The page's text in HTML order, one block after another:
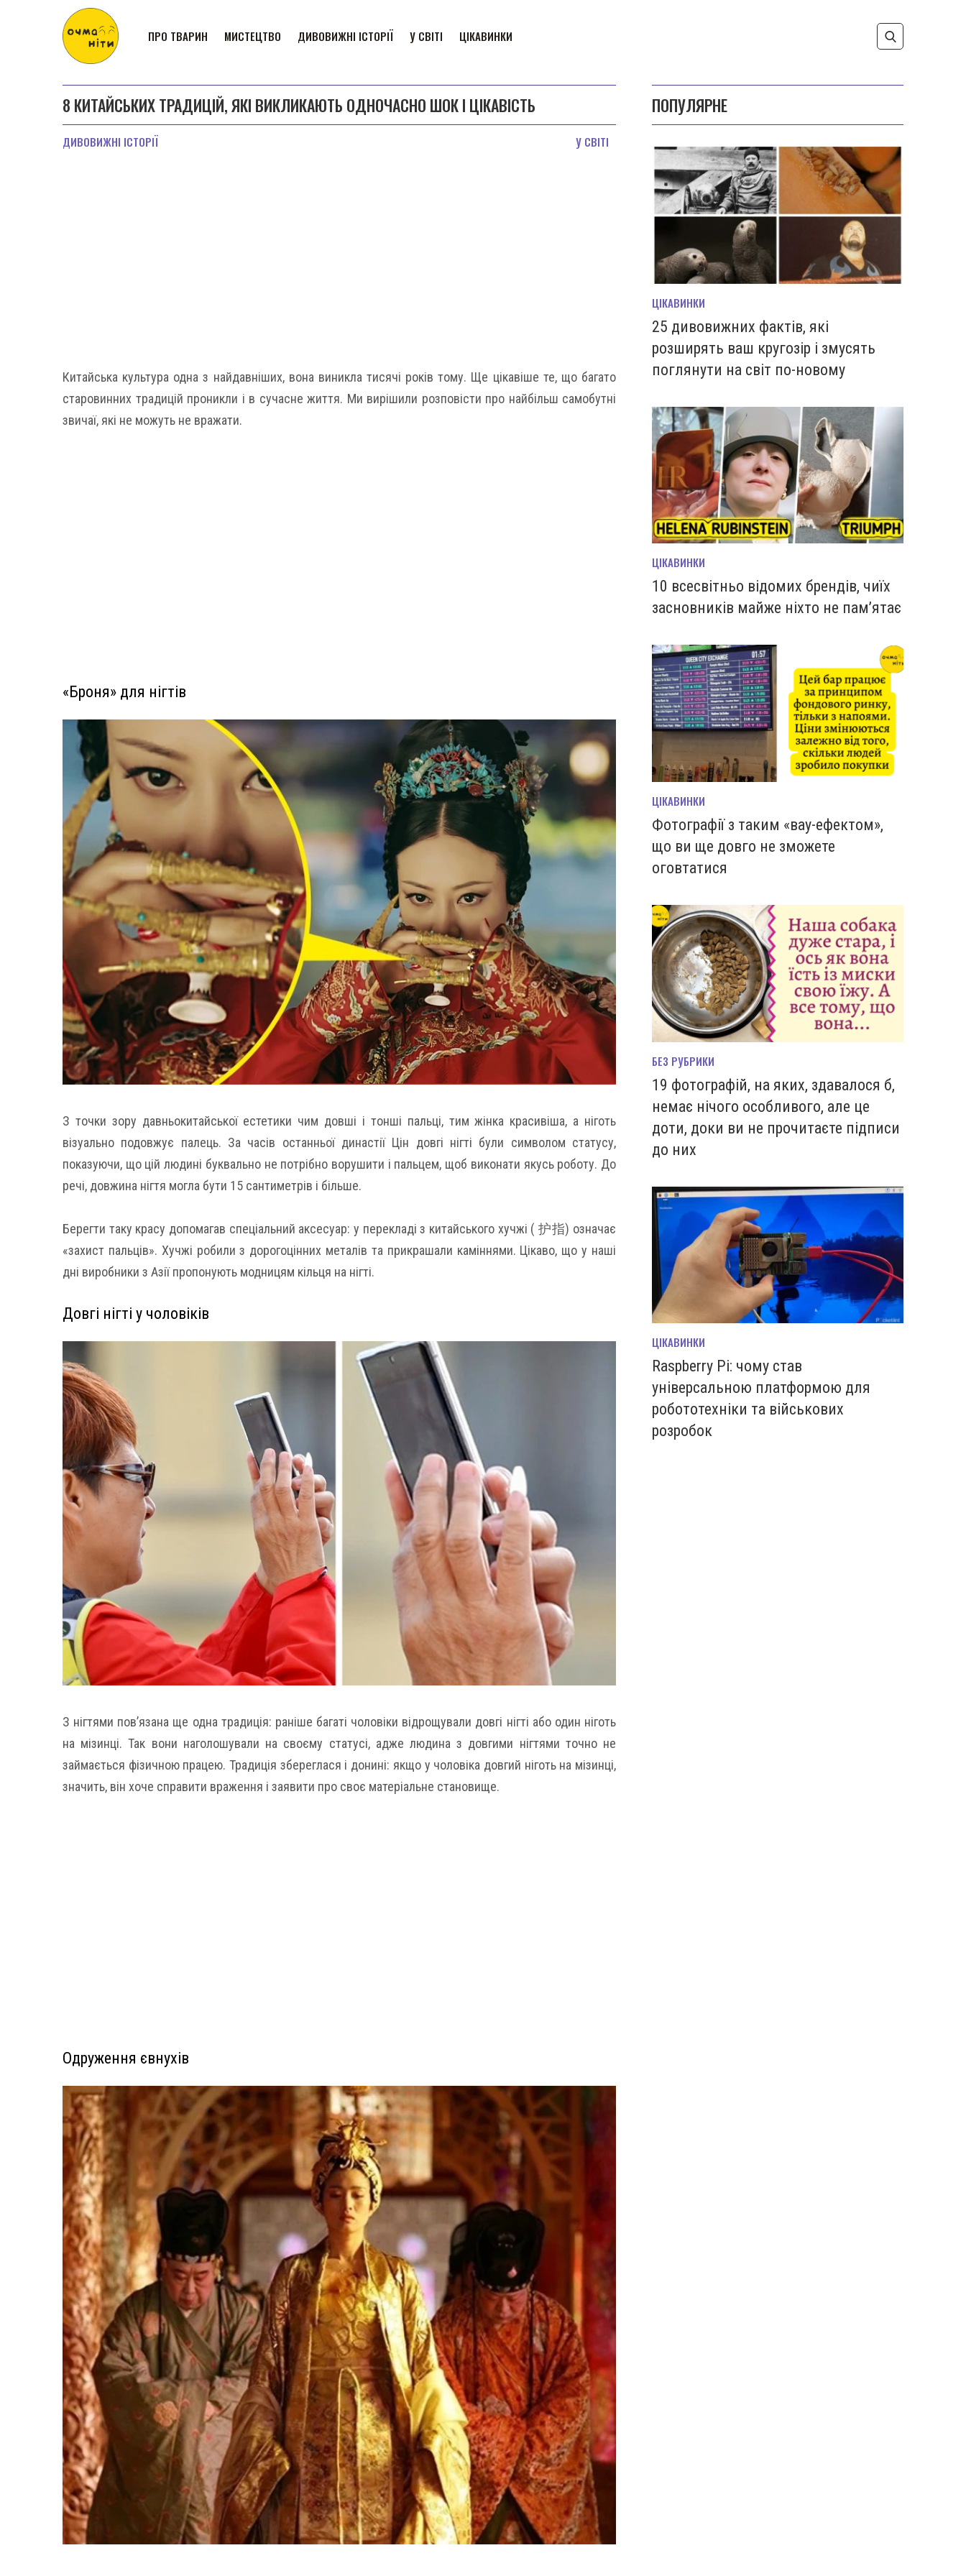
ПРО ТВАРИН МИСТЕЦТВО ДИВОВИЖНІ ІСТОРІЇ У СВІТІ ЦІКАВИНКИ
8 КИТАЙСЬКИХ ТРАДИЦІЙ, ЯКІ ВИКЛИКАЮТЬ ОДНОЧАСНО ШОК І ЦІКАВІСТЬ
ДИВОВИЖНІ ІСТОРІЇ У СВІТІ
Китайська культура одна з найдавніших, вона виникла тисячі років тому. Ще цікавіше те, що багато
старовинних традицій проникли і в сучасне життя. Ми вирішили розповісти про найбільш самобутні
звичаї, які не можуть не вражати.
«Броня» для нігтів
З точки зору давньокитайської естетики чим довші і тонші пальці, тим жінка красивіша, а ніготь
візуально подовжує палець. За часів останньої династії Цін довгі нігті були символом статусу,
показуючи, що цій людині буквально не потрібно ворушити і пальцем, щоб виконати якусь роботу. До
речі, довжина нігтя могла бути 15 сантиметрів і більше.
Берегти таку красу допомагав спеціальний аксесуар: у перекладі з китайського хучжі ( 护指) означає
«захист пальців». Хучжі робили з дорогоцінних металів та прикрашали каміннями. Цікаво, що у наші
дні виробники з Азії пропонують модницям кільця на нігті.
Довгі нігті у чоловіків
З нігтями пов’язана ще одна традиція: раніше багаті чоловіки відрощували довгі нігті або один ніготь
на мізинці. Так вони наголошували на своєму статусі, адже людина з довгими нігтями точно не
займається фізичною працею. Традиція збереглася і донині: якщо у чоловіка довгий ніготь на мізинці,
значить, він хоче справити враження і заявити про своє матеріальне становище.
Одруження євнухів
ПОПУЛЯРНЕ
ЦІКАВИНКИ
25 дивовижних фактів, які
розширять ваш кругозір і змусять
поглянути на світ по-новому
ЦІКАВИНКИ
10 всесвітньо відомих брендів, чиїх
засновників майже ніхто не пам’ятає
ЦІКАВИНКИ
Фотографії з таким «вау-ефектом»,
що ви ще довго не зможете
оговтатися
БЕЗ РУБРИКИ
19 фотографій, на яких, здавалося б,
немає нічого особливого, але це
доти, доки ви не прочитаєте підписи
до них
ЦІКАВИНКИ
Raspberry Pi: чому став
універсальною платформою для
робототехніки та військових
розробок